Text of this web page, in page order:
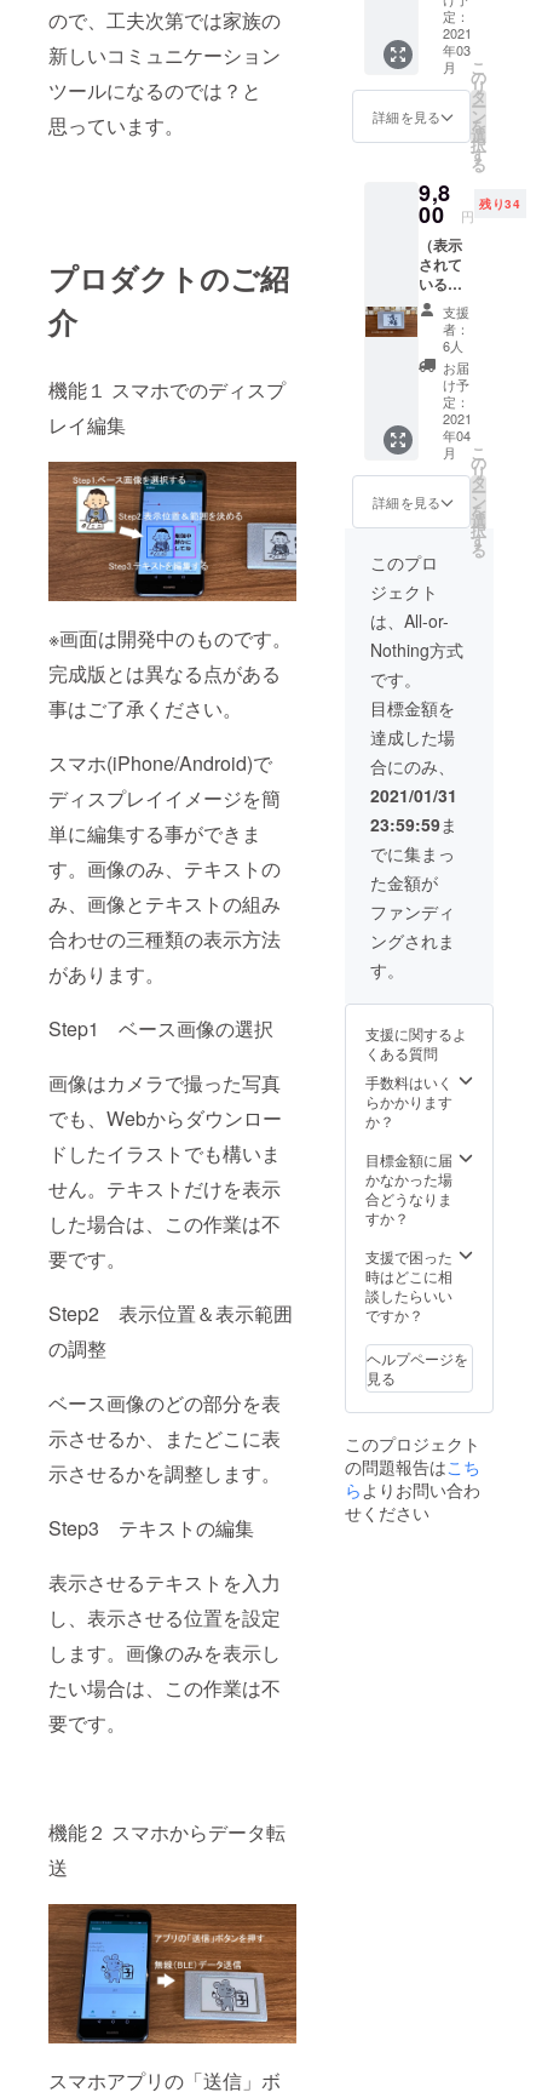
ので、工夫次第では家族の
新しいコミュニケーション
ツールになるのでは？と
思っています。
プロダクトのご紹
介
機能１ スマホでのディスプ
レイ編集
※画面は開発中のものです。
完成版とは異なる点がある
事はご了承ください。
スマホ(iPhone/Android)で
ディスプレイイメージを簡
単に編集する事ができま
す。画像のみ、テキストの
み、画像とテキストの組み
合わせの三種類の表示方法
があります。
Step1 ベース画像の選択
画像はカメラで撮った写真
でも、Webからダウンロー
ドしたイラストでも構いま
せん。テキストだけを表示
した場合は、この作業は不
要です。
Step2 表示位置＆表示範囲
の調整
ベース画像のどの部分を表
示させるか、またどこに表
示させるかを調整します。
Step3 テキストの編集
表示させるテキストを入力
し、表示させる位置を設定
します。画像のみを表示し
たい場合は、この作業は不
要です。
機能２ スマホからデータ転
送
スマホアプリの「送信」ボ
進め、完成
度を上げて
きました。
製品完成ま
であと少し
ですので、
張りたいと
思っていま
す。応援し
てくださる
方がいまし
たら、とて
も嬉しいで
いるイ
ラスト
は、商
品紹介
の為の
見本で
す。商
リには
付属さ
れませ
ん。）
３か月
間の動
作保証
（故障
した場
合は、
無償で
新品と
交換致
しま
す） 20
個限定
です。
ち。
定：
2021
年03
月
詳細を見る
こ
の
リ
タ
ー
ン
を
選
択
す
る
9,8
00 円
残り34
（表示
されて
いるイ
ラスト
は、商
品紹介
の為の
見本で
す。商
品本体
やアプ
リには
付属さ
れませ
ん。）
間の動
作保証
（故障
した場
合は、
無償で
しま
す） 40
個限定
です。
早いも
の勝
ち。
支援
者：
6人
お届
け予
定：
2021
年04
月
詳細を見る
こ
の
リ
タ
ー
ン
を
選
択
す
る
このプロ
ジェクト
は、All-or-
Nothing方式
です。
目標金額を
達成した場
合にのみ、
2021/01/31
23:59:59ま
でに集まっ
た金額が
ファンディ
ングされま
す。
支援に関するよ
くある質問
手数料はいく
らかかります
か？
目標金額に届
かなかった場
合どうなりま
すか？
支援で困った
時はどこに相
談したらいい
ですか？
ヘルプページを
見る
このプロジェクト
の問題報告はこち
らよりお問い合わ
せください